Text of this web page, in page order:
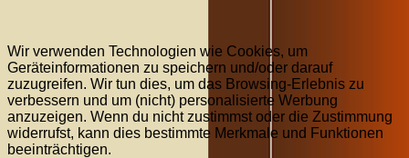
Wir verwenden Technologien wie Cookies, um
Geräteinformationen zu speichern und/oder darauf
zuzugreifen. Wir tun dies, um das Browsing-Erlebnis zu
verbessern und um (nicht) personalisierte Werbung
anzuzeigen. Wenn du nicht zustimmst oder die Zustimmung
widerrufst, kann dies bestimmte Merkmale und Funktionen
beeinträchtigen.